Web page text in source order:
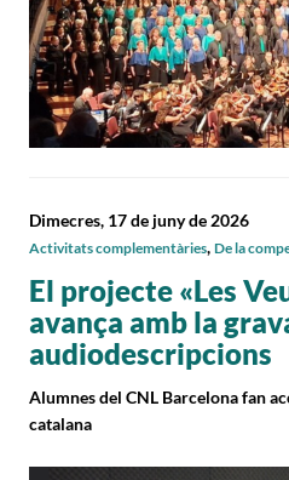
El projecte «Les
avança amb la
audiodescripcions
Alumnes del CNL Barcelona fan
catalana
Dimecres, 17 de juny de 2026
Activitats complementàries, De la